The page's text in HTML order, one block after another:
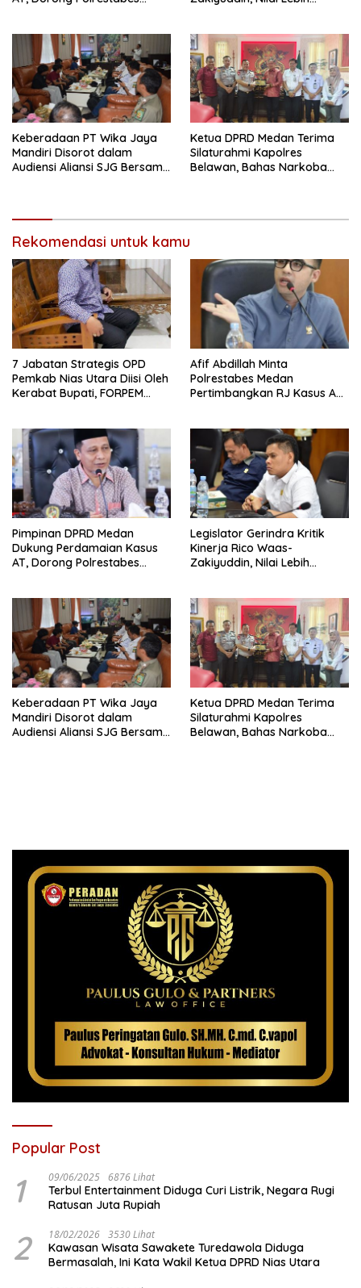
Keluhan Warga
Keberadaan PT Wika Jaya
Mandiri Disorot dalam
Audiensi Aliansi SJG Bersama
Ketua DPRD Medan Terima
Silaturahmi Kapolres
Belawan, Bahas Narkoba
Rekomendasi untuk kamu
7 Jabatan Strategis OPD
Pemkab Nias Utara Diisi Oleh
Kerabat Bupati, FORPEM
Afif Abdillah Minta
Polrestabes Medan
Pertimbangkan RJ Kasus AT
Pimpinan DPRD Medan
Dukung Perdamaian Kasus
AT, Dorong Polrestabes
Legislator Gerindra Kritik
Kinerja Rico Waas-
Zakiyuddin, Nilai Lebih
Keluhan Warga
Keberadaan PT Wika Jaya
Mandiri Disorot dalam
Audiensi Aliansi SJG Bersama
Ketua DPRD Medan Terima
Silaturahmi Kapolres
Belawan, Bahas Narkoba
Popular Post
1 09/06/2025 6876 Lihat
Terbul Entertainment Diduga Curi Listrik, Negara Rugi
Ratusan Juta Rupiah
2 18/02/2026 3530 Lihat
Kawasan Wisata Sawakete Turedawola Diduga
Bermasalah, Ini Kata Wakil Ketua DPRD Nias Utara